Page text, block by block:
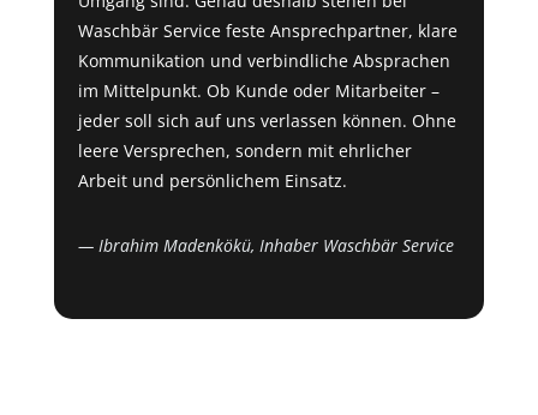
Waschbär Service feste Ansprechpartner, klare
Kommunikation und verbindliche Absprachen
im Mittelpunkt. Ob Kunde oder Mitarbeiter –
jeder soll sich auf uns verlassen können. Ohne
leere Versprechen, sondern mit ehrlicher
Arbeit und persönlichem Einsatz.
— Ibrahim Madenkökü, Inhaber Waschbär Service